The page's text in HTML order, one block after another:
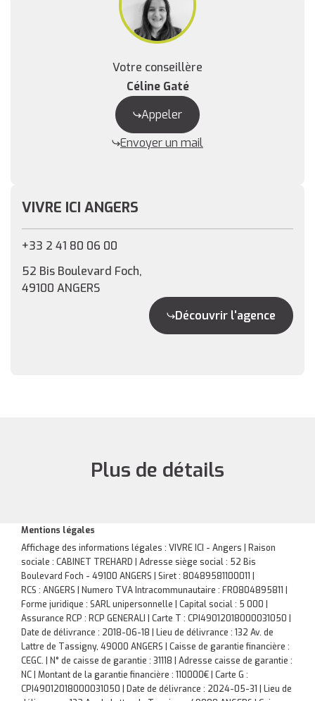
Votre conseillère
Céline Gaté
Appeler
Envoyer un mail
VIVRE ICI ANGERS
+33 2 41 80 06 00
52 Bis Boulevard Foch,
49100 ANGERS
Découvrir l'agence
Plus de détails
Mentions légales
Affichage des informations légales : VIVRE ICI - Angers | Raison
sociale : CABINET TREHARD | Adresse siège social : 52 Bis
Boulevard Foch - 49100 ANGERS | Siret : 80489581100011 |
RCS : ANGERS | Numero TVA Intracommunautaire : FR0804895811 |
Forme juridique : SARL unipersonnelle | Capital social : 5 000 |
Assurance RCP : RCP GENERALI | Carte T : CPI49012018000031050 |
Date de délivrance : 2018-06-18 | Lieu de délivrance : 132 Av. de
Lattre de Tassigny, 49000 ANGERS | Caisse de garantie financière :
CEGC. | N° de caisse de garantie : 31118 | Adresse caisse de garantie :
NC | Montant de la garantie financière : 110000€ | Carte G :
CPI49012018000031050 | Date de délivrance : 2024-05-31 | Lieu de